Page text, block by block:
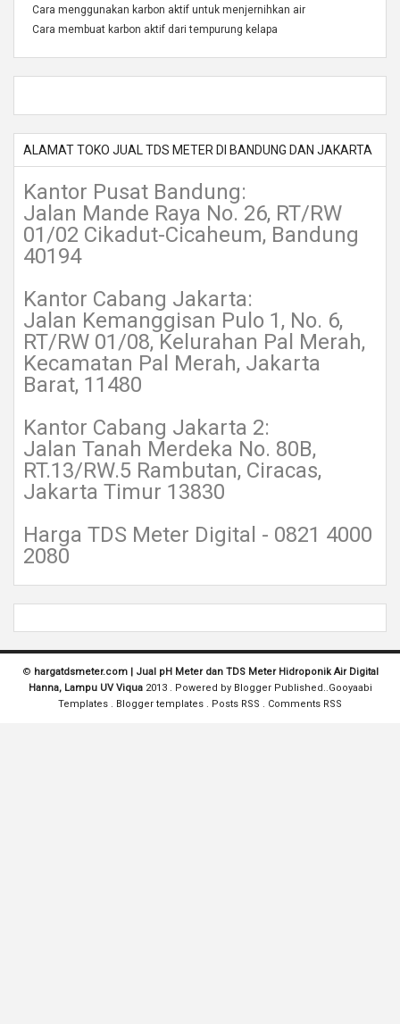
Cara menggunakan karbon aktif untuk menjernihkan air
Cara membuat karbon aktif dari tempurung kelapa
ALAMAT TOKO JUAL TDS METER DI BANDUNG DAN JAKARTA
Kantor Pusat Bandung:
Jalan Mande Raya No. 26, RT/RW
01/02 Cikadut-Cicaheum, Bandung
40194
Kantor Cabang Jakarta:
Jalan Kemanggisan Pulo 1, No. 6,
RT/RW 01/08, Kelurahan Pal Merah,
Kecamatan Pal Merah, Jakarta
Barat, 11480
Kantor Cabang Jakarta 2:
Jalan Tanah Merdeka No. 80B,
RT.13/RW.5 Rambutan, Ciracas,
Jakarta Timur 13830
Harga TDS Meter Digital - 0821 4000
2080
© hargatdsmeter.com | Jual pH Meter dan TDS Meter Hidroponik Air Digital
Hanna, Lampu UV Viqua 2013 . Powered by Blogger Published..Gooyaabi
Templates . Blogger templates . Posts RSS . Comments RSS